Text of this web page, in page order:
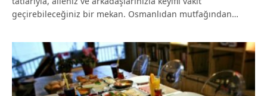
geçirebileceğiniz bir mekan. Osmanlıdan mutfağından…